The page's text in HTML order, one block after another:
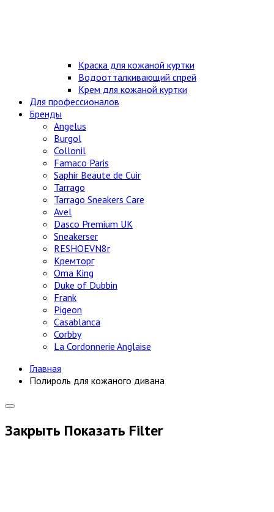
Краска для кожаной куртки
Водоотталкивающий спрей
Крем для кожаной куртки
Для профессионалов
Бренды
Angelus
Burgol
Collonil
Famaco Paris
Saphir Beaute de Cuir
Tarrago
Tarrago Sneakers Care
Avel
Dasco Premium UK
Sneakerser
RESHOEVN8r
Кремторг
Oma King
Duke of Dubbin
Frank
Pigeon
Casablanca
Corbby
La Cordonnerie Anglaise
Главная
Полироль для кожаного дивана
Закрыть Показать Filter